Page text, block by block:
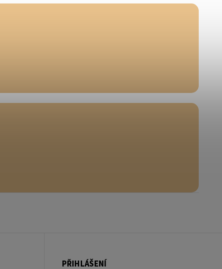
PŘIHLÁŠENÍ